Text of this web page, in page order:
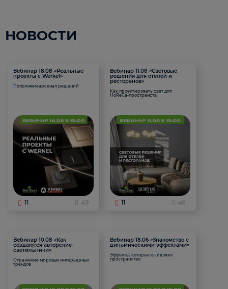
НОВОСТИ
Вебинар 18.08 «Реальные
проекты с Werkel»
Пополняем арсенал решений
11 49
Вебинар 11.08 «Световые
решения для отелей и
ресторанов»
Как проектировать свет для
HoReCa-пространств
11 46
Вебинар 10.08 «Как
создаются авторские
светильники»
Отражение мировых интерьерных
трендов
Вебинар 18.06 «Знакомство с
динамическими эффектами»
Эффекты, которые оживляют
пространство